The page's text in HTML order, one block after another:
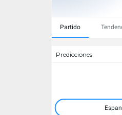
Partido
Predicciones